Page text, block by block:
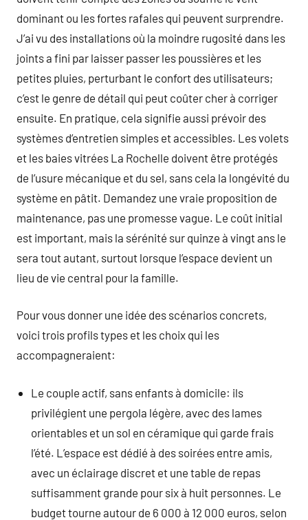
dominant ou les fortes rafales qui peuvent surprendre.
J’ai vu des installations où la moindre rugosité dans les
joints a fini par laisser passer les poussières et les
petites pluies, perturbant le confort des utilisateurs;
c’est le genre de détail qui peut coûter cher à corriger
ensuite. En pratique, cela signifie aussi prévoir des
systèmes d’entretien simples et accessibles. Les volets
et les baies vitrées La Rochelle doivent être protégés
de l’usure mécanique et du sel, sans cela la longévité du
système en pâtit. Demandez une vraie proposition de
maintenance, pas une promesse vague. Le coût initial
est important, mais la sérénité sur quinze à vingt ans le
sera tout autant, surtout lorsque l’espace devient un
lieu de vie central pour la famille.
Pour vous donner une idée des scénarios concrets,
voici trois profils types et les choix qui les
accompagneraient:
Le couple actif, sans enfants à domicile: ils
privilégient une pergola légère, avec des lames
orientables et un sol en céramique qui garde frais
l’été. L’espace est dédié à des soirées entre amis,
avec un éclairage discret et une table de repas
suffisamment grande pour six à huit personnes. Le
budget tourne autour de 6 000 à 12 000 euros, selon